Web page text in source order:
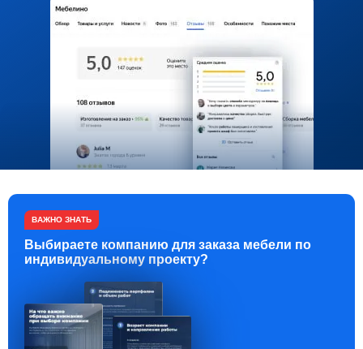
ВАЖНО ЗНАТЬ
Выбираете компанию для заказа мебели по
индивидуальному проекту?